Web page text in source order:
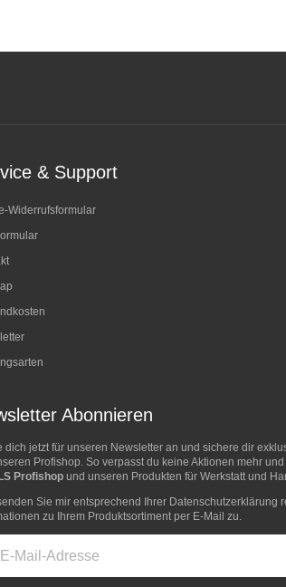
& Support
Widerrufsformular
Abonnieren
dich jetzt für unseren Newsletter an und sichere dir
Profishop. So verpasst du keine Aktionen mehr
Profishop und unseren Produkten für Werkstatt und
Sie mir entsprechend Ihrer Datenschutzerklärung
zu Ihrem Produktsortiment per E-Mail zu.
Adresse